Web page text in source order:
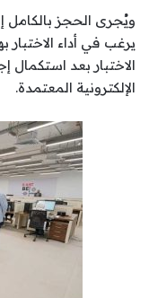
ويُجرى الحجز بالكامل
يرغب في أداء
الاختبار بعد
الإلكترونية المعتمدة.